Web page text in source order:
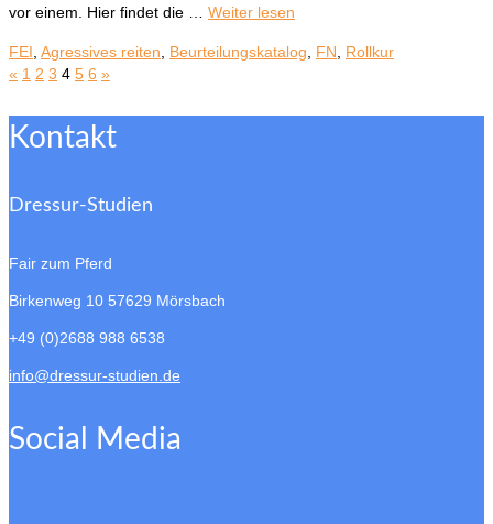
vor einem. Hier findet die … Weiter lesen
FEI Agressives reiten Beurteilungskatalog FN
Rollkur
« 1 2 3 4 5 6 »
Kontakt
Dressur-Studien
Fair zum Pferd
Birkenweg 10 57629 Mörsbach
+49 (0)2688 988 6538
info@dressur-studien.de
Social Media